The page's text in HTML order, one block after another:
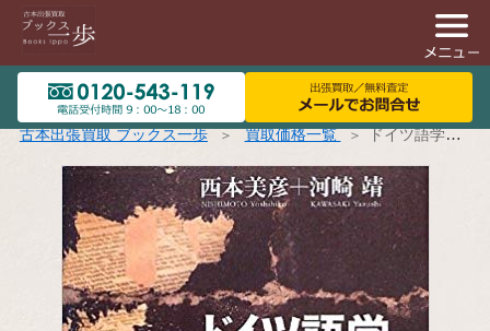
古本出張買取 ブックス一歩 買取価格一覧 ドイツ語学を学ぶ人のための言語学講義